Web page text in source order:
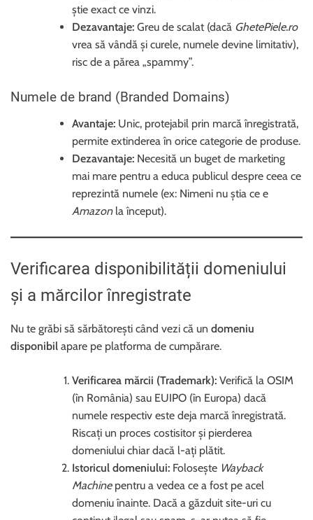
știe exact ce vinzi.
Dezavantaje: Greu de scalat (dacă GhetePiele.ro
vrea să vândă și curele, numele devine limitativ),
risc de a părea „spammy”.
Numele de brand (Branded Domains)
Avantaje: Unic, protejabil prin marcă înregistrată,
permite extinderea în orice categorie de produse.
Dezavantaje: Necesită un buget de marketing
mai mare pentru a educa publicul despre ceea ce
reprezintă numele (ex: Nimeni nu știa ce e
Amazonla început).
Verificarea disponibilității domeniului
și a mărcilor înregistrate
Nu te grăbi să sărbătorești când vezi că un domeniu
disponibil apare pe platforma de cumpărare.
Verificarea mărcii (Trademark): Verifică la OSIM
(în România) sau EUIPO (în Europa) dacă
numele respectiv este deja marcă înregistrată.
Riscați un proces costisitor și pierderea
domeniului chiar dacă l-ați plătit.
Istoricul domeniului: Folosește Wayback
Machinepentru a vedea ce a fost pe acel
domeniu înainte. Dacă a găzduit site-uri cu